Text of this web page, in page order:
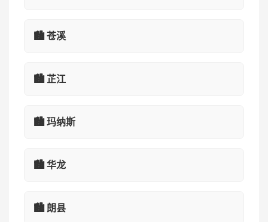
🏙️ 苍溪
🏙️ 芷江
🏙️ 玛纳斯
🏙️ 华龙
🏙️ 朗县